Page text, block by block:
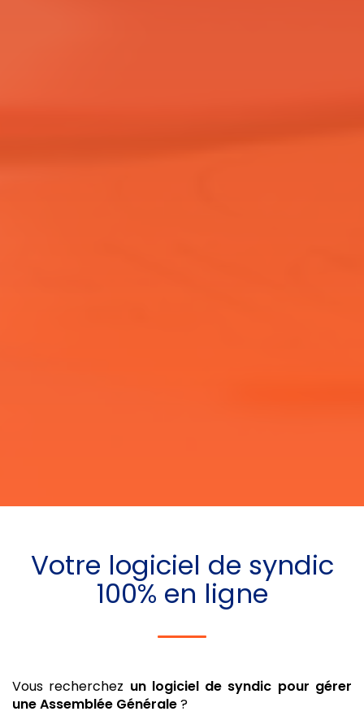
Votre logiciel de syndic
100% en ligne
Vous recherchez un logiciel de syndic pour gérer
une Assemblée Générale?